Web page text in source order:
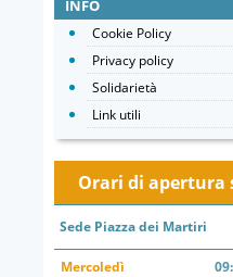
INFO
Cookie Policy
Privacy policy
Solidarietà
Link utili
Orari di apertura
Sede Piazza dei Martiri
Mercoledì